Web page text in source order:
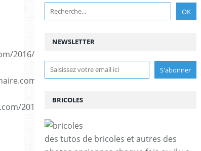
2016/04/diy-
diy/diy-
2015/02/mon-
NEWSLETTER
BRICOLES
des tutos de bricoles et autres des